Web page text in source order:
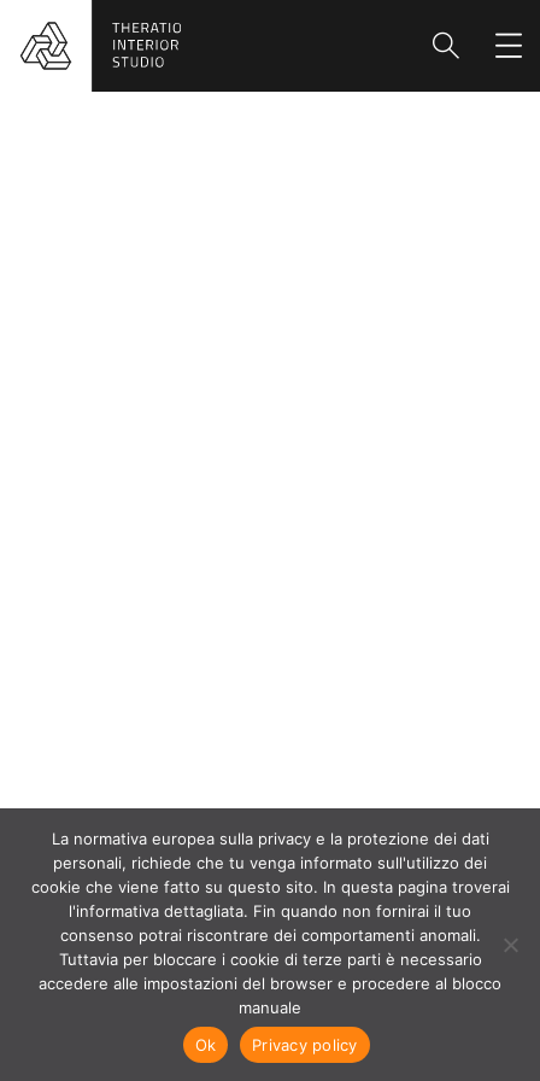
La normativa europea sulla privacy e la protezione dei dati
personali, richiede che tu venga informato sull'utilizzo dei
cookie che viene fatto su questo sito. In questa pagina troverai
l'informativa dettagliata. Fin quando non fornirai il tuo
consenso potrai riscontrare dei comportamenti anomali.
Tuttavia per bloccare i cookie di terze parti è necessario
accedere alle impostazioni del browser e procedere al blocco
manuale
Ok
Privacy policy